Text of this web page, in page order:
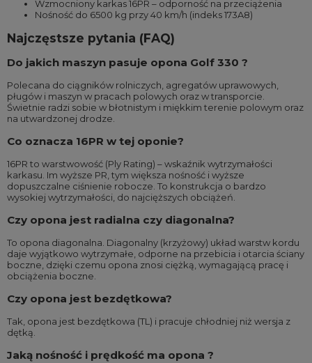
Wzmocniony karkas 16PR – odporność na przeciążenia
Nośność do 6500 kg przy 40 km/h (indeks 173A8)
Najczęstsze pytania (FAQ)
Do jakich maszyn pasuje opona Golf 330 ?
Polecana do ciągników rolniczych, agregatów uprawowych,
pługów i maszyn w pracach polowych oraz w transporcie.
Świetnie radzi sobie w błotnistym i miękkim terenie polowym oraz
na utwardzonej drodze.
Co oznacza 16PR w tej oponie?
16PR to warstwowość (Ply Rating) – wskaźnik wytrzymałości
karkasu. Im wyższe PR, tym większa nośność i wyższe
dopuszczalne ciśnienie robocze. To konstrukcja o bardzo
wysokiej wytrzymałości, do najcięższych obciążeń.
Czy opona jest radialna czy diagonalna?
To opona diagonalna. Diagonalny (krzyżowy) układ warstw kordu
daje wyjątkowo wytrzymałe, odporne na przebicia i otarcia ściany
boczne, dzięki czemu opona znosi ciężką, wymagającą pracę i
obciążenia boczne.
Czy opona jest bezdętkowa?
Tak, opona jest bezdętkowa (TL) i pracuje chłodniej niż wersja z
dętką.
Jaką nośność i prędkość ma opona ?